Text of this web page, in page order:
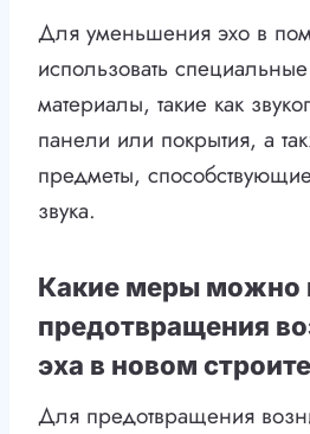
Для уменьшения эхо в
использовать специальные
материалы, такие как
панели или покрытия, а
предметы,
звука.
Какие меры можно
предотвращения
эха в новом
Для предотвращения